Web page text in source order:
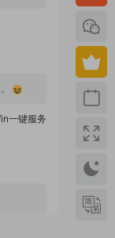
一键服务